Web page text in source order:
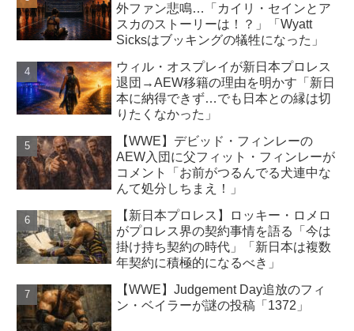
外ファン悲鳴…「カイリ・セインとア
スカのストーリーは！？」「Wyatt
Sicksはブッキングの犠牲になった」
ウィル・オスプレイが新日本プロレス
退団→AEW移籍の理由を明かす「新日
本に納得できず…でも日本との縁は切
りたくなかった」
【WWE】デビッド・フィンレーの
AEW入団に父フィット・フィンレーが
コメント「お前がつるんでる犬連中な
んて処分しちまえ！」
【新日本プロレス】ロッキー・ロメロ
がプロレス界の契約事情を語る「今は
掛け持ち契約の時代」「新日本は複数
年契約に積極的になるべき」
【WWE】Judgement Day追放のフィ
ン・ベイラーが謎の投稿「1372」